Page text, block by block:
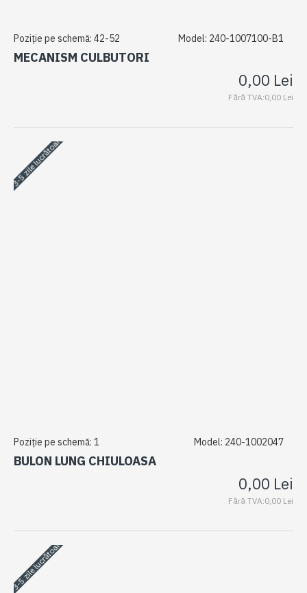
Poziție pe schemă: 42-52 Model: 240-1007100-B1
MECANISM CULBUTORI
0,00 Lei
Fără TVA:0,00 Lei
3-5 zile lucrătoare
Poziție pe schemă: 1 Model: 240-1002047
BULON LUNG CHIULOASA
0,00 Lei
Fără TVA:0,00 Lei
3-5 zile lucrătoare